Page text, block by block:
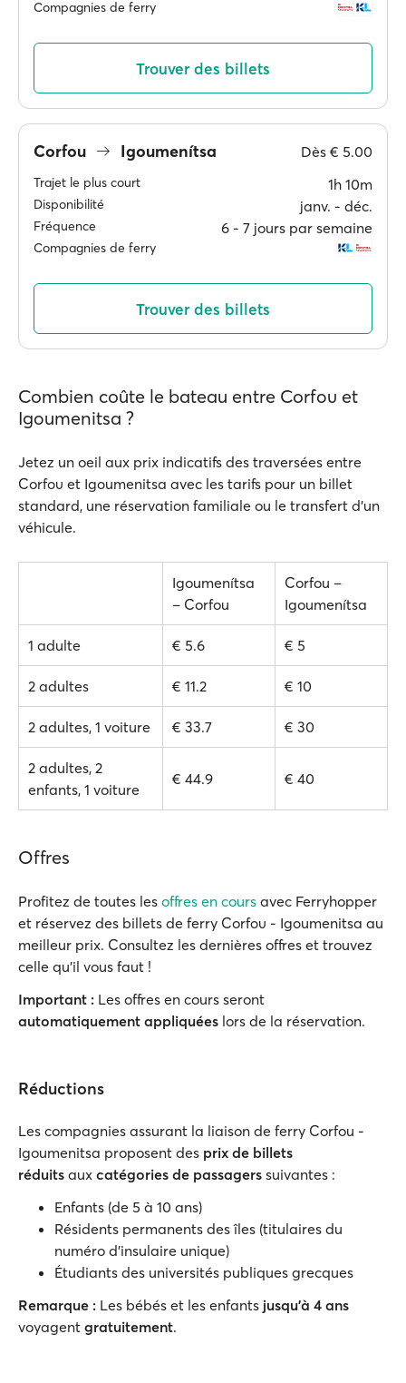
Compagnies de ferry
Trouver des billets
Corfou Igoumenítsa Dès € 5.00
Trajet le plus court 1h 10m
Disponibilité janv. ‐ déc.
Fréquence 6 ‐ 7 jours par semaine
Compagnies de ferry
Trouver des billets
Combien coûte le bateau entre Corfου et
Igοumenitsa ?
Jetez un oeil aux prix indicatifs des traversées entre
Corfου et Igοumenitsa avec les tarifs pour un billet
standard, une réservation familiale ou le transfert d'un
véhicule.
Igoumenítsa
– Corfou
Corfou –
Igoumenítsa
1 adulte € 5.6 € 5
2 adultes € 11.2 € 10
2 adultes, 1 voiture € 33.7 € 30
2 adultes, 2
enfants, 1 voiture
€ 44.9 € 40
Offres
Profitez de toutes les offres en cours avec Ferryhopper
et réservez des billets de ferry Corfου - Igοumenitsa au
meilleur prix. Consultez les dernières offres et trouvez
celle qu'il vous faut !
Important : Les offres en cours seront
automatiquement appliquées lors de la réservation.
Réductions
Les compagnies assurant la liaison de ferry Corfou -
Igoumenitsa proposent des prix de billets
réduits aux catégories de passagers suivantes :
Enfants (de 5 à 10 ans)
Résidents permanents des îles (titulaires du
numéro d'insulaire unique)
Étudiants des universités publiques grecques
Remarque : Les bébés et les enfants jusqu'à 4 ans
voyagent gratuitement.